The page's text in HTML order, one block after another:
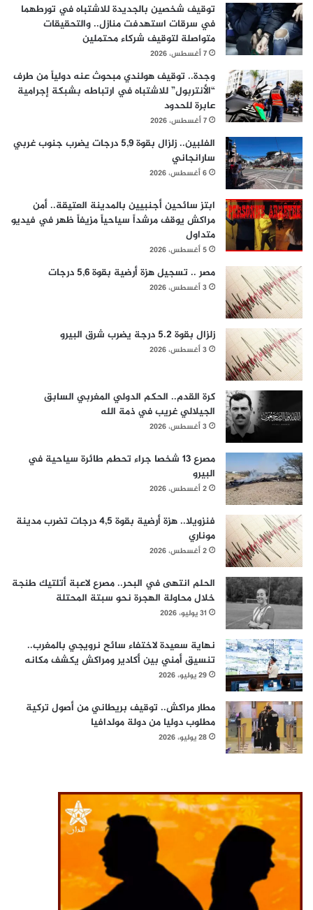
توقيف شخصين بالجديدة للاشتباه في تورطهما
في سرقات استهدفت منازل.. والتحقيقات
متواصلة لتوقيف شركاء محتملين
7 أغسطس، 2026
وجدة.. توقيف هولندي مبحوث عنه دولياً من طرف
“الأنتربول” للاشتباه في ارتباطه بشبكة إجرامية
عابرة للحدود
7 أغسطس، 2026
الفلبين.. زلزال بقوة 5,9 درجات يضرب جنوب غربي
سارانجاني
6 أغسطس، 2026
ابتز سائحين أجنبيين بالمدينة العتيقة.. أمن
مراكش يوقف مرشداً سياحياً مزيفاً ظهر في فيديو
متداول
5 أغسطس، 2026
مصر .. تسجيل هزة أرضية بقوة 5,6 درجات
3 أغسطس، 2026
زلزال بقوة 5.2 درجة يضرب شرق البيرو
3 أغسطس، 2026
كرة القدم.. الحكم الدولي المغربي السابق
الجيلالي غريب في ذمة الله
3 أغسطس، 2026
مصرع 13 شخصا جراء تحطم طائرة سياحية في
البيرو
2 أغسطس، 2026
فنزويلا.. هزة أرضية بقوة 4,5 درجات تضرب مدينة
موناري
2 أغسطس، 2026
الحلم انتهى في البحر.. مصرع لاعبة أتلتيك طنجة
خلال محاولة الهجرة نحو سبتة المحتلة
31 يوليو، 2026
نهاية سعيدة لاختفاء سائح نرويجي بالمغرب..
تنسيق أمني بين أكادير ومراكش يكشف مكانه
29 يوليو، 2026
مطار مراكش.. توقيف بريطاني من أصول تركية
مطلوب دوليا من دولة مولدافيا
28 يوليو، 2026